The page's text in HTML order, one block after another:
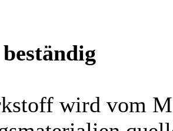
wird vom